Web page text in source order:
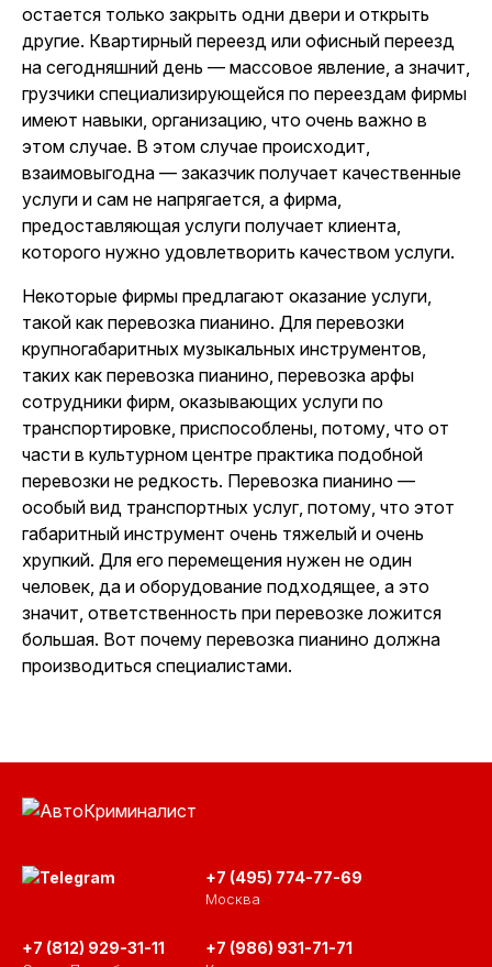
остается только закрыть одни двери и открыть
другие. Квартирный переезд или офисный переезд
на сегодняшний день — массовое явление, а значит,
грузчики специализирующейся по переездам фирмы
имеют навыки, организацию, что очень важно в
этом случае. В этом случае происходит,
взаимовыгодна — заказчик получает качественные
услуги и сам не напрягается, а фирма,
предоставляющая услуги получает клиента,
которого нужно удовлетворить качеством услуги.
Некоторые фирмы предлагают оказание услуги,
такой как перевозка пианино. Для перевозки
крупногабаритных музыкальных инструментов,
таких как перевозка пианино, перевозка арфы
сотрудники фирм, оказывающих услуги по
транспортировке, приспособлены, потому, что от
части в культурном центре практика подобной
перевозки не редкость. Перевозка пианино —
особый вид транспортных услуг, потому, что этот
габаритный инструмент очень тяжелый и очень
хрупкий. Для его перемещения нужен не один
человек, да и оборудование подходящее, а это
значит, ответственность при перевозке ложится
большая. Вот почему перевозка пианино должна
производиться специалистами.
+7 (495) 774-77-69
Москва
+7 (812) 929-31-11 +7 (986) 931-71-71